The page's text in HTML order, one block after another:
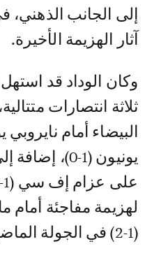
إلى الجانب الذهني،
آثار الهزيمة الأخيرة.
وكان الوداد قد
ثلاثة انتصارات
يونيون (1-0)،
لهزيمة مفاجئة أمام
(1-2) في الجولة الماضية.